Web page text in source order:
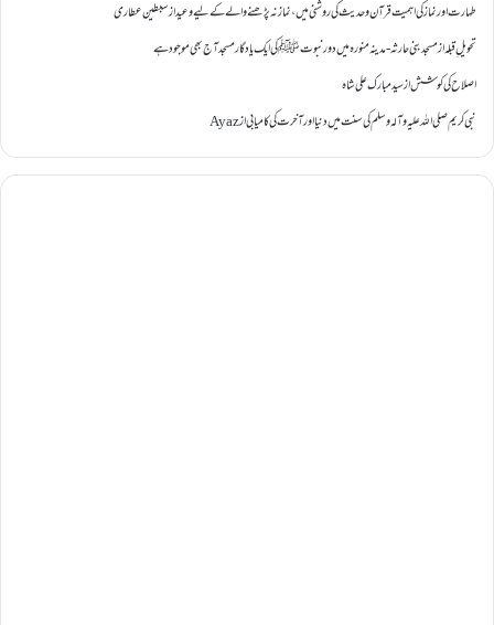
طہارت اور نماز کی اہمیت قرآن و حدیث کی روشنی میں ،نماز نہ پڑھنے والے کے لیے وعیدازسبطین عطاری
تحویل ِقبلہازمسجد بنی حارثہ - مدینہ منورہ میں دور نبوتﷺ کی ایک یادگار مسجد آج بھی موجود ہے
اصلاح کی کوششازسید مبارک علی شاہ
نبی کریم صلی اللہ علیہ وآلہ وسلم کی سنت میں دنیا اور آخرت کی کامیابیازAyaz